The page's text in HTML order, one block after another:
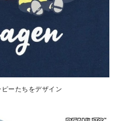
ーたちをデザイン